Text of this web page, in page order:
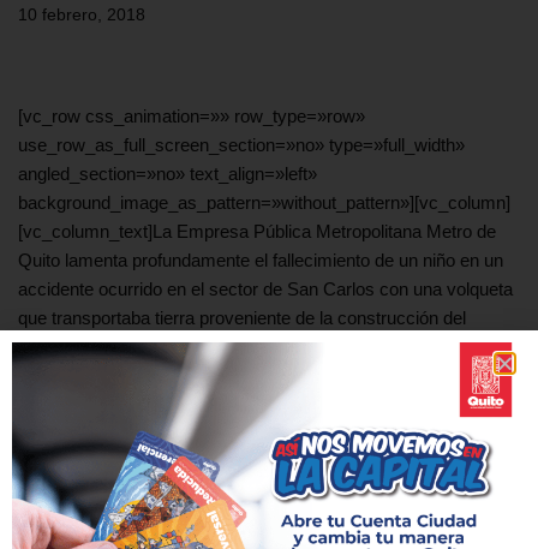
10 febrero, 2018
[vc_row css_animation=»» row_type=»row»
use_row_as_full_screen_section=»no» type=»full_width»
angled_section=»no» text_align=»left»
background_image_as_pattern=»without_pattern»][vc_column]
[vc_column_text]La Empresa Pública Metropolitana Metro de
Quito lamenta profundamente el fallecimiento de un niño en un
accidente ocurrido en el sector de San Carlos con una volqueta
que transportaba tierra proveniente de la construcción del
metro.
Metro de Quito ha exigido al Consorcio que tiene a su cargo la
construcción y las actividades de los subcontratistas que, a la
brevedad posible, presente un informe completo sobre las
circunstancias en las que ocurrió el penoso accidente, a fin de
establecer las responsabilidades correspondientes.